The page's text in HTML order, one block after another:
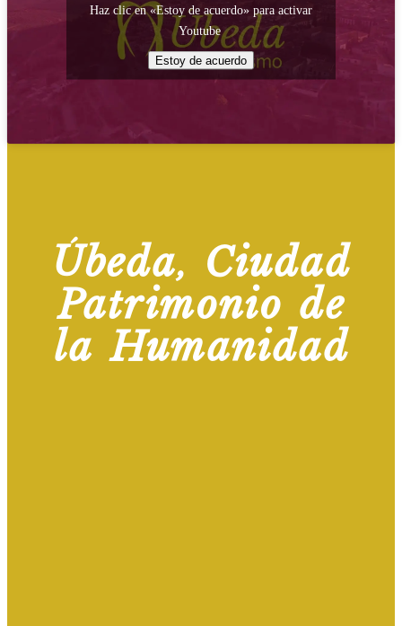
Haz clic en «Estoy de acuerdo» para activar
Youtube
Estoy de acuerdo
Úbeda, Ciudad
Patrimonio de
la Humanidad